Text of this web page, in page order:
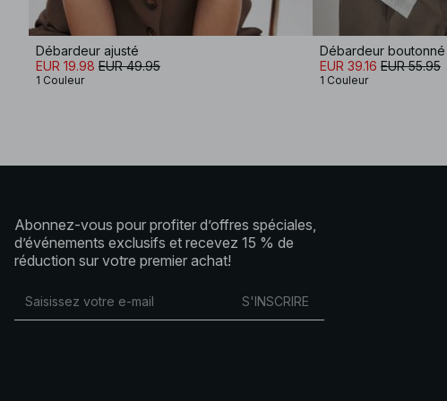
Débardeur ajusté
EUR 19.98 EUR 49.95
1 Couleur
Débardeur boutonné
EUR 39.16 EUR 55.95
1 Couleur
Abonnez-vous pour profiter d’offres spéciales,
d’événements exclusifs et recevez 15 % de
réduction sur votre premier achat!
S'INSCRIRE